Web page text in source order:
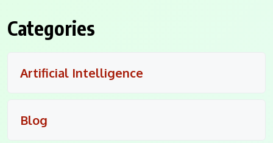
Categories
Artificial Intelligence
Blog